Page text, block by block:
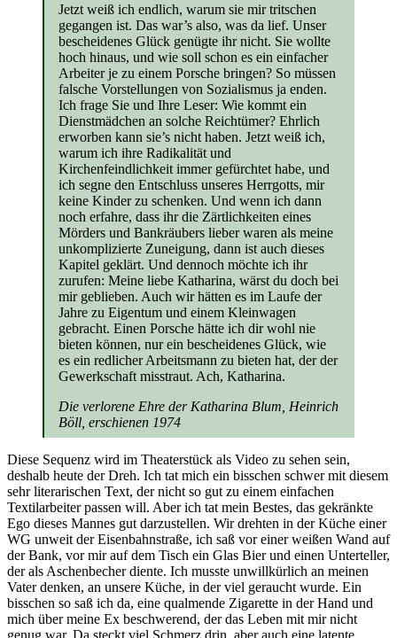
Jetzt weiß ich endlich, warum sie mir tritschen
gegangen ist. Das war’s also, was da lief. Unser
bescheidenes Glück genügte ihr nicht. Sie wollte
hoch hinaus, und wie soll schon es ein einfacher
Arbeiter je zu einem Porsche bringen? So müssen
falsche Vorstellungen von Sozialismus ja enden.
Ich frage Sie und Ihre Leser: Wie kommt ein
Dienstmädchen an solche Reichtümer? Ehrlich
erworben kann sie’s nicht haben. Jetzt weiß ich,
warum ich ihre Radikalität und
Kirchenfeindlichkeit immer gefürchtet habe, und
ich segne den Entschluss unseres Herrgotts, mir
keine Kinder zu schenken. Und wenn ich dann
noch erfahre, dass ihr die Zärtlichkeiten eines
Mörders und Bankräubers lieber waren als meine
unkomplizierte Zuneigung, dann ist auch dieses
Kapitel geklärt. Und dennoch möchte ich ihr
zurufen: Meine liebe Katharina, wärst du doch bei
mir geblieben. Auch wir hätten es im Laufe der
Jahre zu Eigentum und einem Kleinwagen
gebracht. Einen Porsche hätte ich dir wohl nie
bieten können, nur ein bescheidenes Glück, wie
es ein redlicher Arbeitsmann zu bieten hat, der der
Gewerkschaft misstraut. Ach, Katharina.
Die verlorene Ehre der Katharina Blum, Heinrich
Böll, erschienen 1974
Diese Sequenz wird im Theaterstück als Video zu sehen sein,
deshalb heute der Dreh. Ich tat mich ein bisschen schwer mit diesem
sehr literarischen Text, der nicht so gut zu einem einfachen
Textilarbeiter passen will. Aber ich tat mein Bestes, das gekränkte
Ego dieses Mannes gut darzustellen. Wir drehten in der Küche einer
WG unweit der Eisenbahnstraße, ich saß vor einer weißen Wand auf
der Bank, vor mir auf dem Tisch ein Glas Bier und einen Unterteller,
der als Aschenbecher diente. Ich musste unwillkürlich an meinen
Vater denken, an unsere Küche, in der viel geraucht wurde. Ein
bisschen so saß ich da, eine qualmende Zigarette in der Hand und
mich über meine Ex beschwerend, der das Leben mit mir nicht
genug war. Da steckt viel Schmerz drin, aber auch eine latente